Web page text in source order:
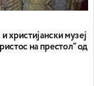
христијански музеј
на престол“ од